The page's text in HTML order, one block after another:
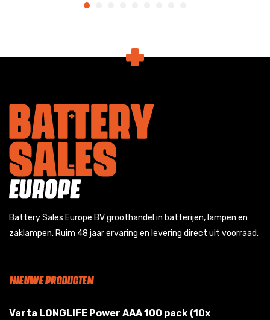
Battery Sales Europe BV groothandel in batterijen, lampen en
zaklampen. Ruim 48 jaar ervaring en levering direct uit voorraad.
NIEUWE PRODUCTEN
Varta LONGLIFE Power AAA 100 pack (10x